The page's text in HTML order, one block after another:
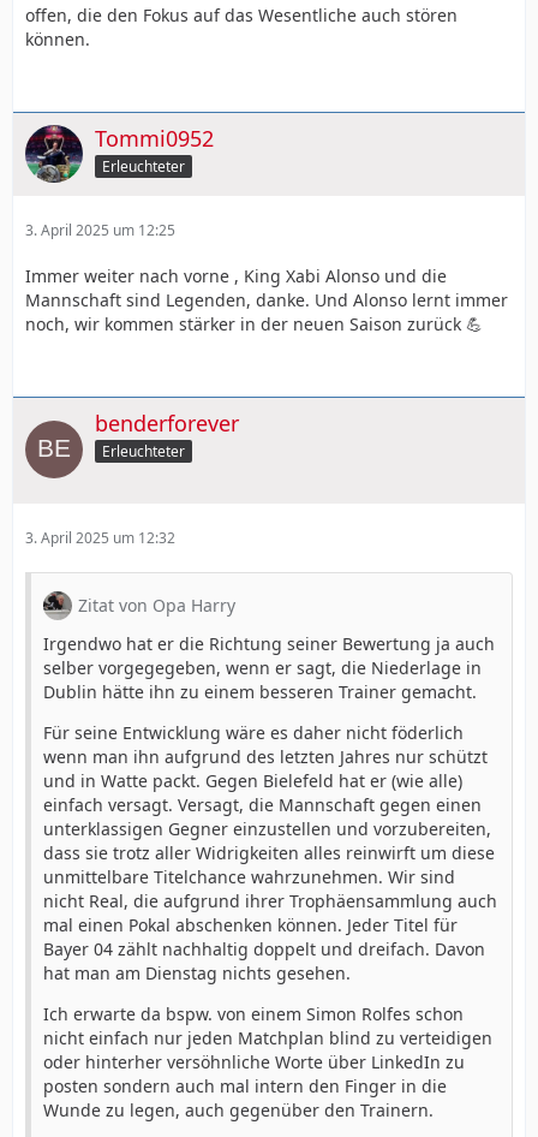
offen, die den Fokus auf das Wesentliche auch stören
können.
Tommi0952
Erleuchteter
3. April 2025 um 12:25
Immer weiter nach vorne , King Xabi Alonso und die
Mannschaft sind Legenden, danke. Und Alonso lernt immer
noch, wir kommen stärker in der neuen Saison zurück 💪
benderforever
Erleuchteter
3. April 2025 um 12:32
Zitat von Opa Harry
Irgendwo hat er die Richtung seiner Bewertung ja auch
selber vorgegegeben, wenn er sagt, die Niederlage in
Dublin hätte ihn zu einem besseren Trainer gemacht.
Für seine Entwicklung wäre es daher nicht föderlich
wenn man ihn aufgrund des letzten Jahres nur schützt
und in Watte packt. Gegen Bielefeld hat er (wie alle)
einfach versagt. Versagt, die Mannschaft gegen einen
unterklassigen Gegner einzustellen und vorzubereiten,
dass sie trotz aller Widrigkeiten alles reinwirft um diese
unmittelbare Titelchance wahrzunehmen. Wir sind
nicht Real, die aufgrund ihrer Trophäensammlung auch
mal einen Pokal abschenken können. Jeder Titel für
Bayer 04 zählt nachhaltig doppelt und dreifach. Davon
hat man am Dienstag nichts gesehen.
Ich erwarte da bspw. von einem Simon Rolfes schon
nicht einfach nur jeden Matchplan blind zu verteidigen
oder hinterher versöhnliche Worte über LinkedIn zu
posten sondern auch mal intern den Finger in die
Wunde zu legen, auch gegenüber den Trainern.